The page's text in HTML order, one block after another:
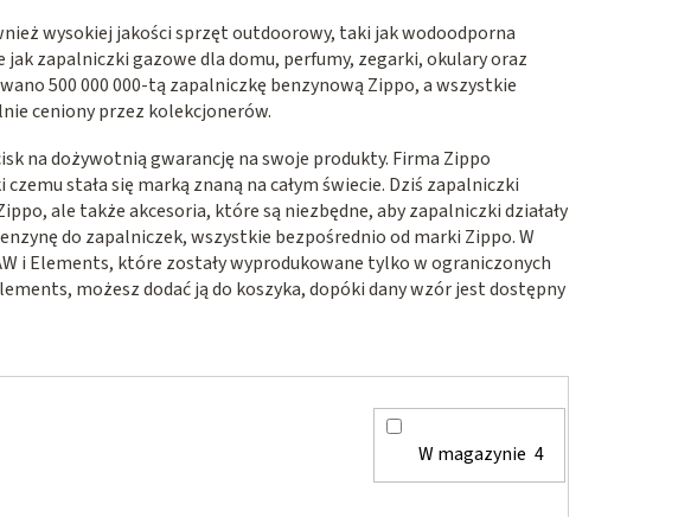
wysokiej jakości sprzęt outdoorowy, taki jak wodoodporna
zapalniczki gazowe dla domu, perfumy, zegarki, okulary oraz
500 000 000-tą zapalniczkę benzynową Zippo, a wszystkie
ceniony przez kolekcjonerów.
na dożywotnią gwarancję na swoje produkty. Firma Zippo
stała się marką znaną na całym świecie. Dziś zapalniczki
ale także akcesoria, które są niezbędne, aby zapalniczki działały
do zapalniczek, wszystkie bezpośrednio od marki Zippo. W
i Elements, które zostały wyprodukowane tylko w ograniczonych
możesz dodać ją do koszyka, dopóki dany wzór jest dostępny
W magazynie 4